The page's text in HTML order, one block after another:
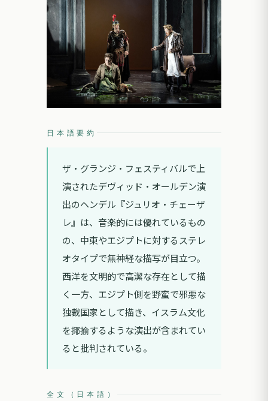
日本語要約
ザ・グランジ・フェスティバルで上
演されたデヴィッド・オールデン演
出のヘンデル『ジュリオ・チェーザ
レ』は、音楽的には優れているもの
の、中東やエジプトに対するステレ
オタイプで無神経な描写が目立つ。
西洋を文明的で高潔な存在として描
く一方、エジプト側を野蛮で邪悪な
独裁国家として描き、イスラム文化
を揶揄するような演出が含まれてい
ると批判されている。
全文（日本語）